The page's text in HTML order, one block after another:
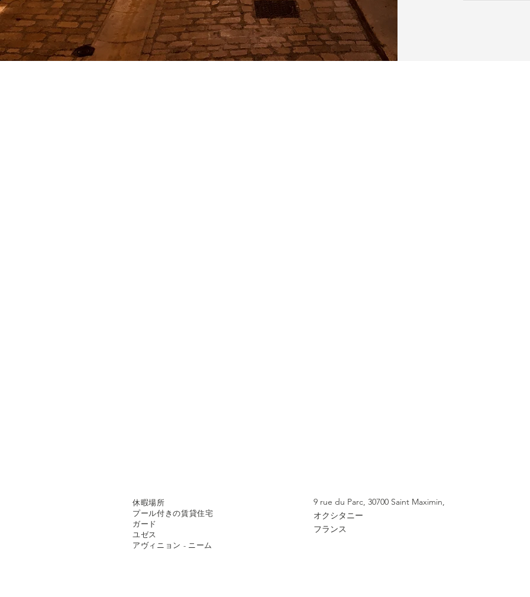
休暇場所
プール付きの賃貸住宅
ガード
ユゼス
アヴィニョン - ニーム
9 rue du Parc, 30700 Saint Maximin,
オクシタニー
フランス